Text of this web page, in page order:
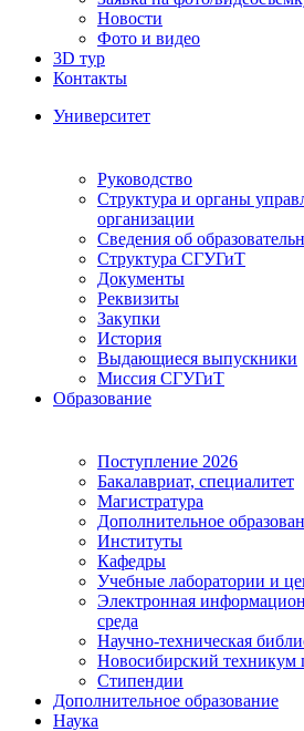
Новости
Фото и видео
3D тур
Контакты
Университет
Руководство
Структура и органы
организации
Сведения об
Структура СГУГиТ
Документы
Реквизиты
Закупки
История
Выдающиеся выпускники
Миссия СГУГиТ
Образование
Поступление 2026
Бакалавриат, специалитет
Магистратура
Дополнительное
Институты
Кафедры
Учебные лаборатории и
Электронная
среда
Научно-техническая
Новосибирский техникум
Стипендии
Дополнительное образование
Наука